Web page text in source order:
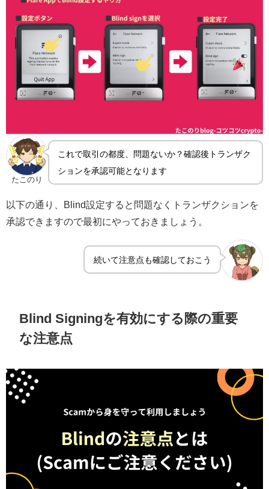
たこのり
これで取引の都度、問題ないか？確認後トランザク
ションを承認可能となります
以下の通り、Blind設定すると問題なくトランザクションを
承認できますので最初にやっておきましょう。
続いて注意点も確認しておこう
Blind Signingを有効にする際の重要
な注意点